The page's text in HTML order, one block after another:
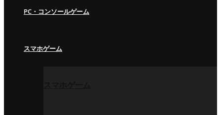
PC・コンソールゲーム
スマホゲーム